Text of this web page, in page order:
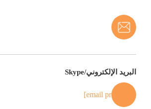
البريد الإلكتروني/Skype